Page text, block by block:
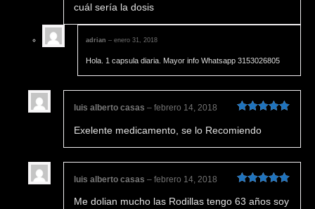
cuál sería la dosis
adrian – enero 31, 2018
Hola. 1 capsula diaria. Mayor info Whatsapp 3153026805
5de 5
luis alberto casas – febrero 14, 2018
Exelente medicamento, se lo Recomiendo
5de 5
luis alberto casas – febrero 14, 2018
Me dolian mucho las Rodillas tengo 63 años soy